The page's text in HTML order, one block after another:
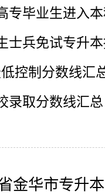
专毕业生进入
士兵免试专升
控制分数线汇
录取分数线汇总
金华市专升